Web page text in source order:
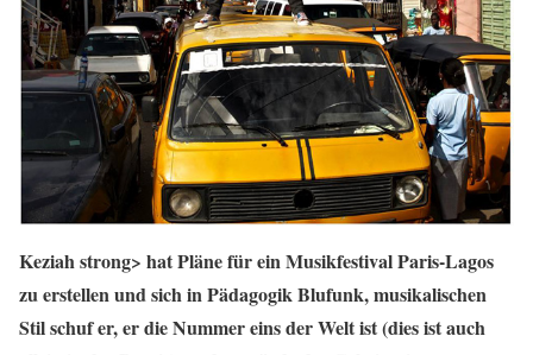
Keziah strong> hat Pläne für ein Musikfestival Paris-Lagos
zu erstellen und sich in Pädagogik Blufunk, musikalischen
Stil schuf er, er die Nummer eins der Welt ist (dies ist auch